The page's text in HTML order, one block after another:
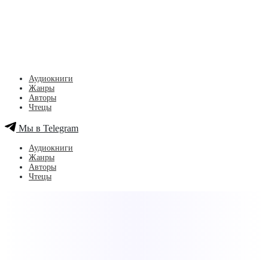
Аудиокниги
Жанры
Авторы
Чтецы
Мы в Telegram
Аудиокниги
Жанры
Авторы
Чтецы